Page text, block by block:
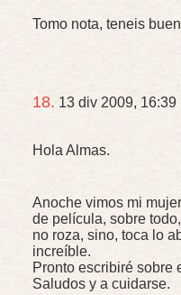
Tomo nota, teneis
18. 13 div 2009, 16:39
Hola Almas.
Anoche vimos mi
de película, sobre
no roza, sino, toca lo
increíble.
Pronto escribiré sobre
Saludos y a cuidarse.